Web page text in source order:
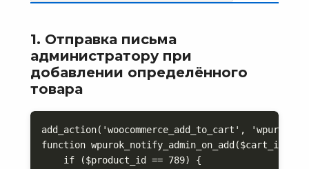
1. Отправка письма
администратору при
добавлении определённого
товара
add_action('woocommerce_add_to_cart',
function
    if ($product_id == 789) {